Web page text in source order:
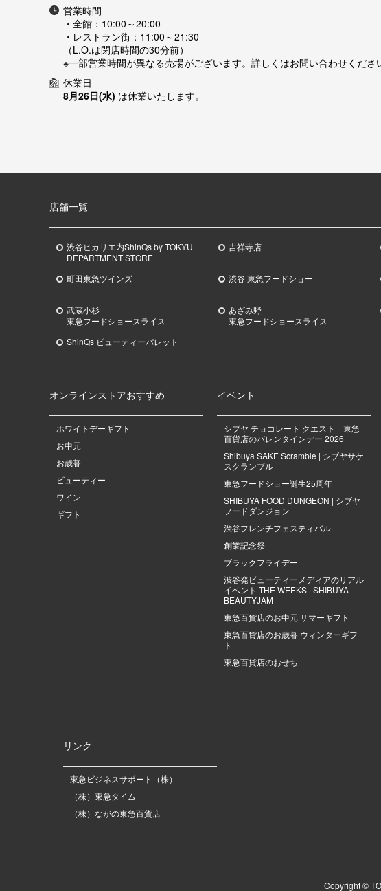
営業時間
・全館： 10:00～20:00
・レストラン街： 11:00～21:30
（L.O.は閉店時間の30分前）
※一部営業時間が異なる売場がございます。詳しくはお問い合わせくださ
休業日
8月26日(水) は休業いたします。
店舗一覧
渋谷ヒカリエ内ShinQs by TOKYU
DEPARTMENT STORE
吉祥寺店
町田東急ツインズ 渋谷 東急フードショー
武蔵小杉
東急フードショースライス
あざみ野
東急フードショースライス
ShinQs ビューティーパレット
オンラインストアおすすめ
ホワイトデーギフト
お中元
お歳暮
ビューティー
ワイン
ギフト
イベント
シブヤ チョコレート クエスト 東急
百貨店のバレンタインデー 2026
Shibuya SAKE Scramble | シブヤサケ
スクランブル
東急フードショー誕生25周年
SHIBUYA FOOD DUNGEON | シブヤ
フードダンジョン
渋谷フレンチフェスティバル
創業記念祭
ブラックフライデー
渋谷発ビューティーメディアのリアル
イベント THE WEEKS | SHIBUYA
BEAUTYJAM
東急百貨店のお中元 サマーギフト
東急百貨店のお歳暮 ウィンターギフ
ト
東急百貨店のおせち
リンク
東急ビジネスサポート（株）
（株）東急タイム
（株）ながの東急百貨店
Copyright ©